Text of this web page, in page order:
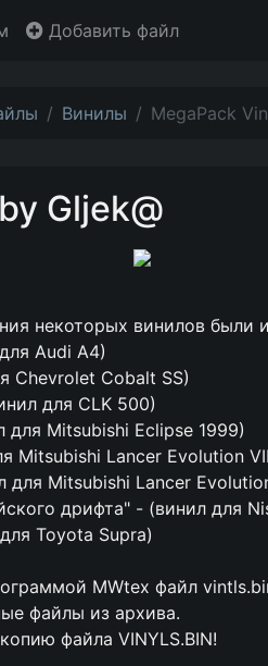
Добавить файл
Винилы MegaPack
Gljek@
некоторых винилов были
Audi A4)
Chevrolet Cobalt SS)
для CLK 500)
для Mitsubishi Eclipse 1999)
Mitsubishi Lancer Evolution
Mitsubishi Lancer
дрифта" - (винил для
Toyota Supra)
MWtex файл
файлы из архива.
файла VINYLS.BIN!